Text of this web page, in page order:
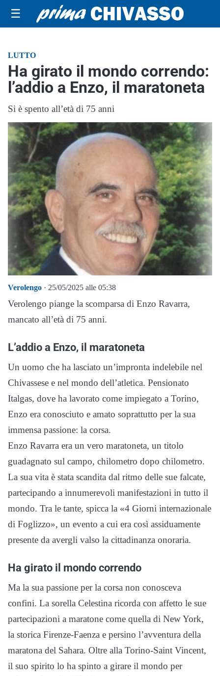
☰
LUTTO
Ha girato il mondo correndo:
l’addio a Enzo, il maratoneta
Si è spento all’età di 75 anni
Verolengo · 25/05/2025 alle 05:38
Verolengo piange la scomparsa di Enzo Ravarra,
mancato all’età di 75 anni.
L’addio a Enzo, il maratoneta
Un uomo che ha lasciato un’impronta indelebile nel
Chivassese e nel mondo dell’atletica. Pensionato
Italgas, dove ha lavorato come impiegato a Torino,
Enzo era conosciuto e amato soprattutto per la sua
immensa passione: la corsa.
Enzo Ravarra era un vero maratoneta, un titolo
guadagnato sul campo, chilometro dopo chilometro.
La sua vita è stata scandita dal ritmo delle sue falcate,
partecipando a innumerevoli manifestazioni in tutto il
mondo. Tra le tante, spicca la «4 Giorni internazionale
di Foglizzo», un evento a cui era così assiduamente
presente da avergli valso la cittadinanza onoraria.
Ha girato il mondo correndo
Ma la sua passione per la corsa non conosceva
confini. La sorella Celestina ricorda con affetto le sue
partecipazioni a maratone come quella di New York,
la storica Firenze-Faenza e persino l’avventura della
maratona del Sahara. Oltre alla Torino-Saint Vincent,
il suo spirito lo ha spinto a girare il mondo per